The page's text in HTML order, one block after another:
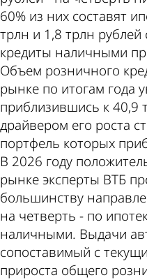
60% из них составят
трлн и 1,8 трлн
кредиты наличными
Объем розничного
рынке по итогам года
приблизившись к
драйвером его роста
портфель которых
В 2026 году
рынке эксперты ВТБ
большинству
на четверть - по
наличными. Выдачи
сопоставимый с
прироста общего